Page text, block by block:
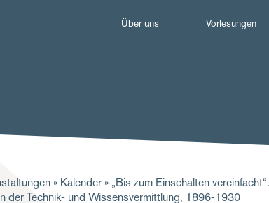
Hauptnavigation
Über uns Vorlesungen
Kalender
„Bis zum Einschalten
der Technik- und Wissensvermittlung, 1896-1930